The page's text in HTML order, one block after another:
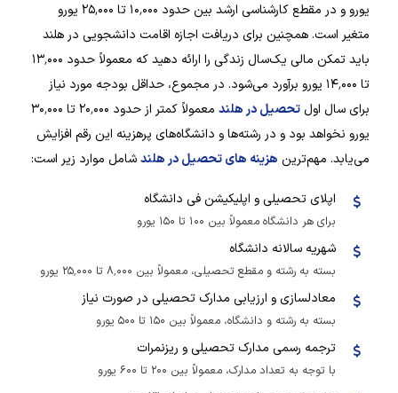
یورو و در مقطع کارشناسی ارشد بین حدود ۱۰٬۰۰۰ تا ۲۵٬۰۰۰ یورو
متغیر است. همچنین برای دریافت اجازه اقامت دانشجویی در هلند
باید تمکن مالی یک‌سال زندگی را ارائه دهید که معمولاً حدود ۱۳٬۰۰۰
تا ۱۴٬۰۰۰ یورو برآورد می‌شود. در مجموع، حداقل بودجه مورد نیاز
برای سال اولتحصیل در هلند
معمولاً کمتر از حدود ۲۰٬۰۰۰ تا ۳۰٬۰۰۰
یورو نخواهد بود و در رشته‌ها و دانشگاه‌های پرهزینه این رقم افزایش
می‌یابد. مهم‌ترین هزینه های تحصیل در هلندشامل موارد زیر است:
اپلای تحصیلی و اپلیکیشن فی دانشگاه
برای هر دانشگاه معمولاً بین ۱۰۰ تا ۱۵۰ یورو
شهریه سالانه دانشگاه
بسته به رشته و مقطع تحصیلی، معمولاً بین ۸٬۰۰۰ تا ۲۵٬۰۰۰ یورو
معادلسازی و ارزیابی مدارک تحصیلی در صورت نیاز
بسته به رشته و دانشگاه، معمولاً بین ۱۵۰ تا ۵۰۰ یورو
ترجمه رسمی مدارک تحصیلی و ریزنمرات
با توجه به تعداد مدارک، معمولاً بین ۲۰۰ تا ۶۰۰ یورو